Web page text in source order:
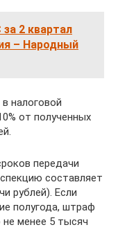
2 квартал
– Народный
налоговой
от полученных
передачи
составляет
рублей). Если
полугода, штраф
менее 5 тысяч